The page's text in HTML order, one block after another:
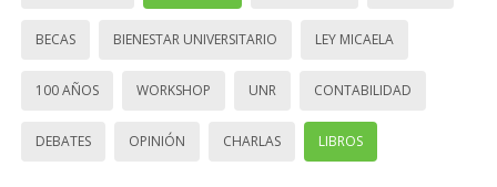
BECAS BIENESTAR UNIVERSITARIO LEY MICAELA
100 AÑOS WORKSHOP UNR CONTABILIDAD
DEBATES OPINIÓN CHARLAS LIBROS